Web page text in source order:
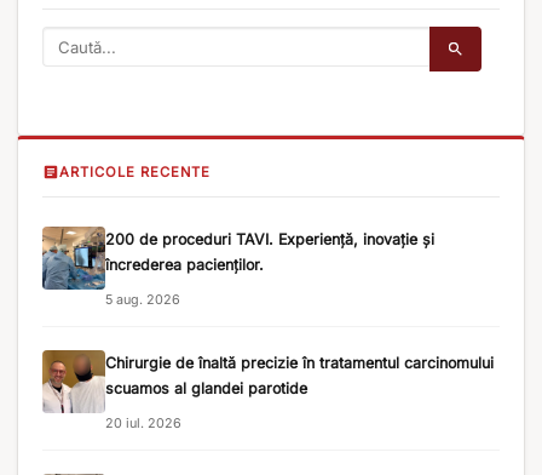
ARTICOLE RECENTE
200 de proceduri TAVI. Experiență, inovație și
încrederea pacienților.
5 aug. 2026
Chirurgie de înaltă precizie în tratamentul carcinomului
scuamos al glandei parotide
20 iul. 2026